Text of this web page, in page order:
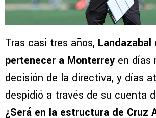
Tras casi tres años, Landazabal
pertenecer a Monterrey en días
decisión de la directiva, y días
despidió a través de su cuenta
¿Será en la estructura de Cruz